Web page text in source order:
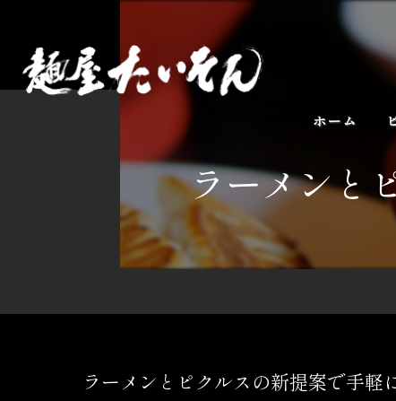
ホーム
ラーメンと
ラーメンとピクルスの新提案で手軽